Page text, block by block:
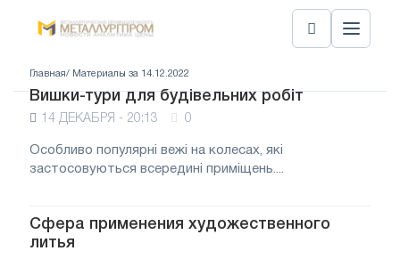
Главная/ Материалы за 14.12.2022
Вишки-тури для будівельних робіт
14 ДЕКАБРЯ - 20:13 0
Особливо популярні вежі на колесах, які
застосовуються всередині приміщень....
Сфера применения художественного
литья